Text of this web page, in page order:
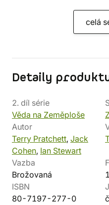
celá
Detaily
2. díl série
Věda na Zeměploše
Autor
Terry Pratchett, Jack
Cohen, Ian Stewart
Vazba
Brožovaná
ISBN
80-7197-277-0